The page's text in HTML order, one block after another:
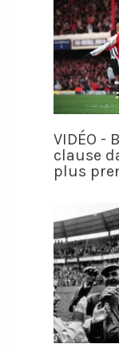
VIDÉO -
clause
plus